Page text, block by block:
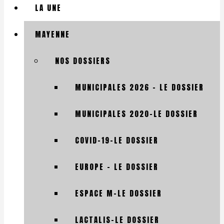
LA UNE
MAYENNE
NOS DOSSIERS
MUNICIPALES 2026 – LE DOSSIER
MUNICIPALES 2020-LE DOSSIER
COVID-19-LE DOSSIER
EUROPE – LE DOSSIER
ESPACE M-LE DOSSIER
LACTALIS-LE DOSSIER